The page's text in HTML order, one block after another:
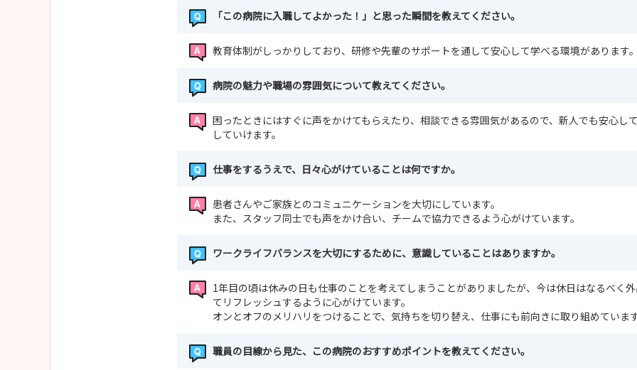
「この病院に入職してよかった！」と思った瞬間を教えてください。
教育体制がしっかりしており、研修や先輩のサポートを通して安心して学べる環境があります
病院の魅力や職場の雰囲気について教えてください。
困ったときにはすぐに声をかけてもらえたり、相談できる雰囲気があるので、新人でも安心し
していけます。
仕事をするうえで、日々心がけていることは何ですか。
患者さんやご家族とのコミュニケーションを大切にしています。
また、スタッフ同士でも声をかけ合い、チームで協力できるよう心がけています。
ワークライフバランスを大切にするために、意識していることはありますか。
1年目の頃は休みの日も仕事のことを考えてしまうことがありましたが、今は休日はなるべく
てリフレッシュするように心がけています。
オンとオフのメリハリをつけることで、気持ちを切り替え、仕事にも前向きに取り組めていま
職員の目線から見た、この病院のおすすめポイントを教えてください。